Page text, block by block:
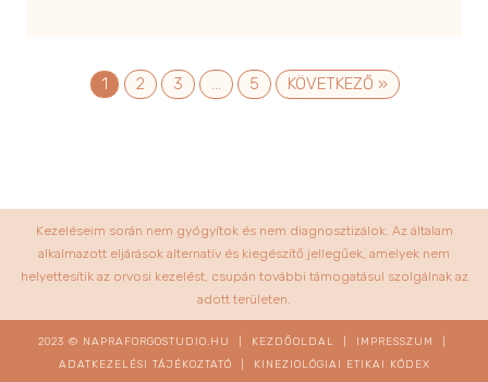
1 2 3 … 5 KÖVETKEZŐ »
Kezeléseim során nem gyógyítok és nem diagnosztizálok. Az általam
alkalmazott eljárások alternatív és kiegészítő jellegűek, amelyek nem
helyettesítik az orvosi kezelést, csupán további támogatásul szolgálnak az
adott területen.
2023 © NAPRAFORGOSTUDIO.HU | KEZDŐOLDAL IMPRESSZUM
ADATKEZELÉSI TÁJÉKOZTATÓ
KINEZIOLÓGIAI ETIKAI KÓDEX